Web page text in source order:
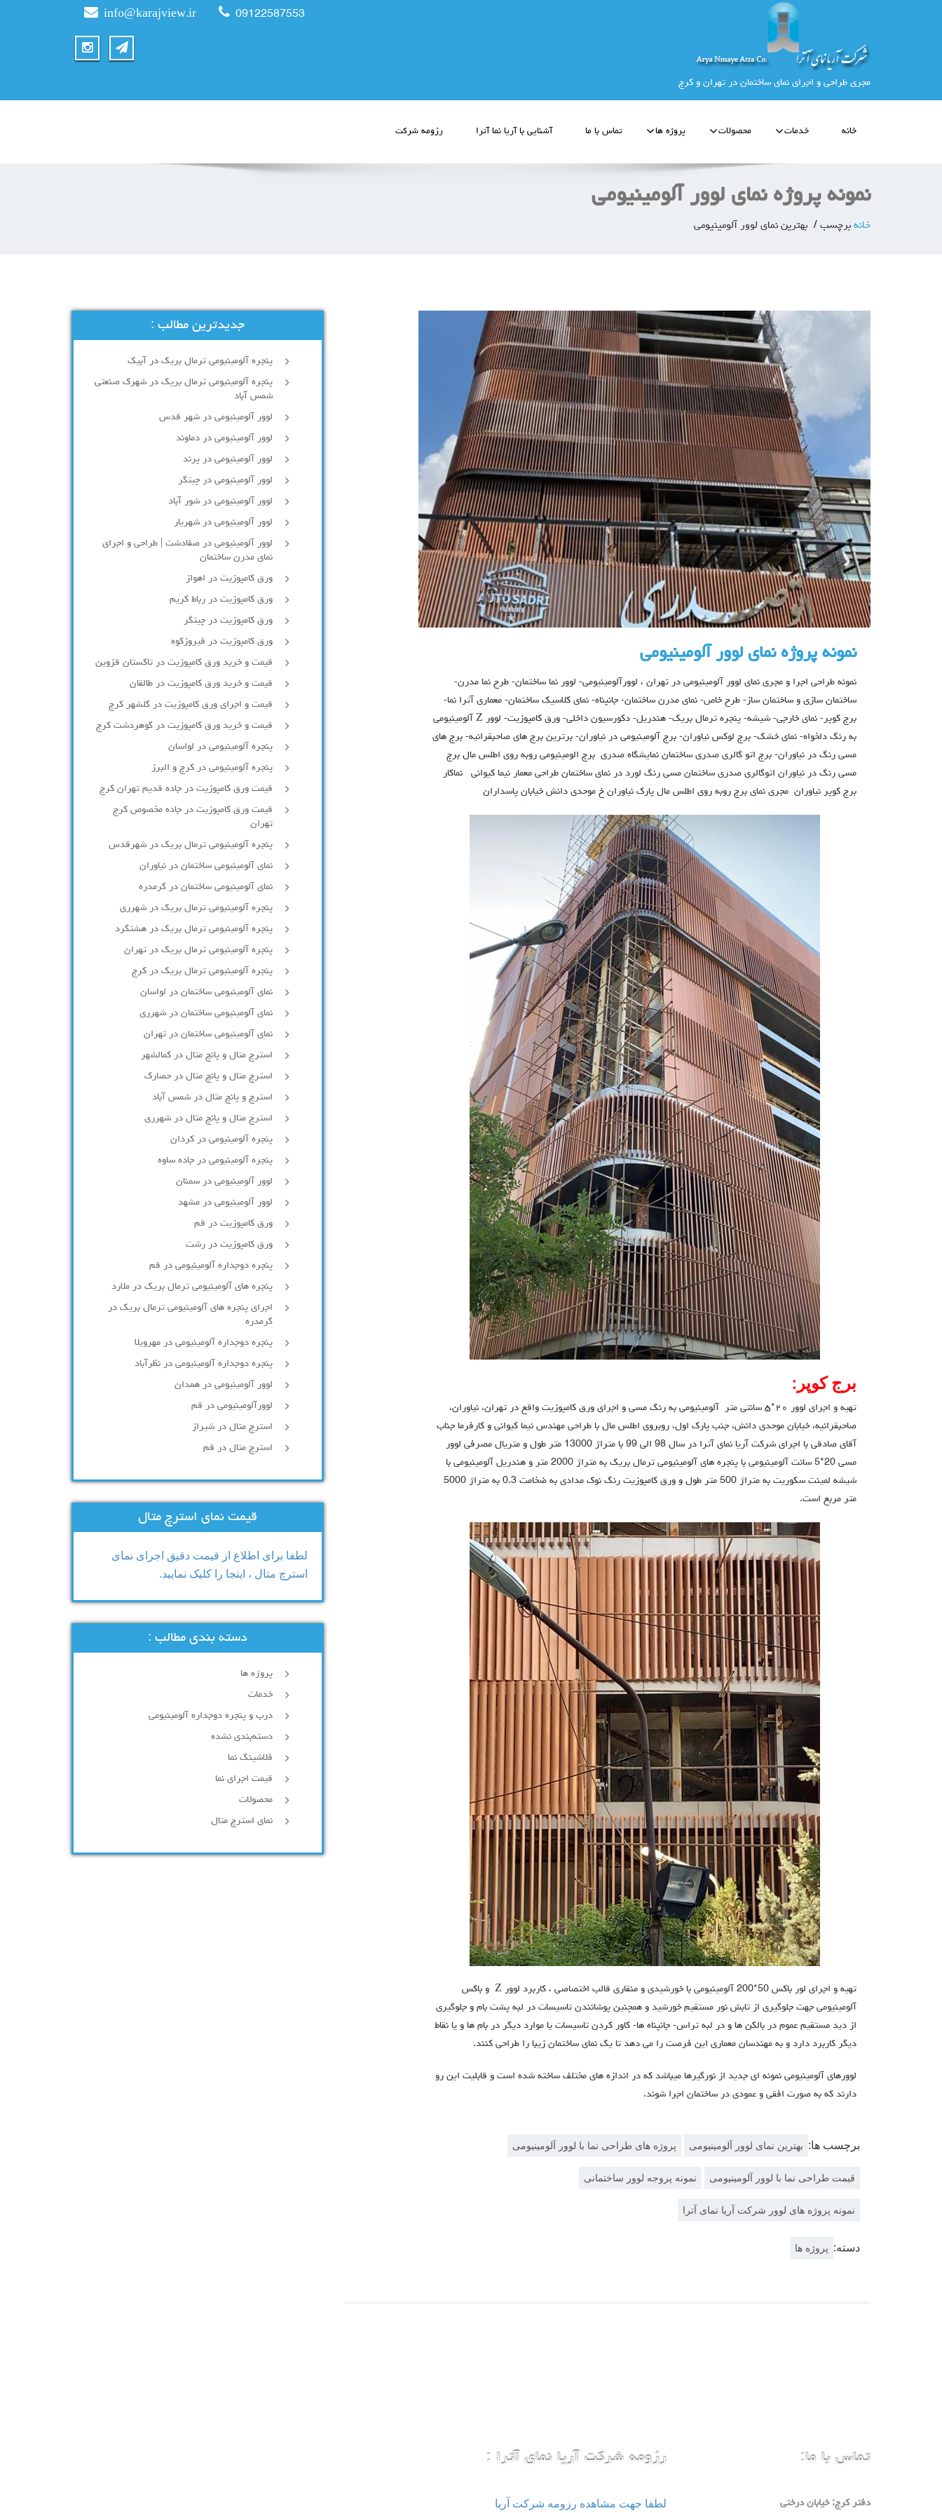
مجری طراحی و اجرای نمای ساختمان در تهران و کرج
info@karajview.ir 09122587553
خانه خدمات محصولات پروژه ها تماس با ما آشنایی با آریا نما آترا رزومه شرکت
نمونه پروژه نمای لوور آلومینیومی
خانه برچسب بهترین نمای لوور آلومینیومی
نمونه پروژه نمای لوور آلومینیومی
نمونه طراحی اجرا و مجری نمای لوور آلومینیومی در تهران ، لوورآلومینیومی- لوور نما ساختمان- طرح نما مدرن-
ساختمان سازی و ساختمان ساز- طرح خاص- نمای مدرن ساختمان- جانپناه- نمای کلاسیک ساختمان- معماری آترا نما-
برج کوپر- نمای خارجی- شیشه- پنجره ترمال بریک- هندریل- دکورسیون داخلی- ورق کامپوزیت- لوور Z آلومینیومی
به رنگ دلخواه- نمای خشک- برج لوکس نیاوران- برج آلومینیومی در نیاوران- برترین برج های صاحبقرانیه- برج های
مسی رنگ در نیاوران- برج اتو گالری صدری ساختمان نمايشگاه صدري برج الومينيومي روبه روي اطلس مال برج
مسي رنگ در نياوران اتوگالري صدري ساختمان مسي رنگ لورد در نماي ساختمان طراحي معمار نيما كيواني نماكار
برج كوپر نياوران مجري نماي برج روبه روي اطلس مال پارك نياوران خ موحدي دانش خيابان پاسداران
برج کوپر:
تهیه و اجرای لوور ٢٠*٥ سانتي متر آلومینیومی به رنگ مسی و اجرای ورق کامپوزیت واقع در تهران، نیاوران،
صاحبقرانیه، خیابان موحدی دانش، جنب پارک اول، روبروی اطلس مال با طراحی مهندس نیما کیوانی و کارفرما جناب
آقای صادقی با اجرای شرکت آریا نمای آترا در سال 98 الی 99 با متراژ 13000 متر طول و متریال مصرفی لوور
مسی 20*5 سانت آلومینیومی با پنجره های آلومینیومی ترمال بریک به متراژ 2000 متر و هندریل آلومینیومی با
شيشه لمينت سكوريت به متراژ 500 متر طول و ورق کامپوزیت رنگ نوک مدادی به ضخامت 0.3 به متراژ 5000
متر مربع است.
تهیه و اجرای لور باکس 50*200 آلومینیومی با خورشيدي و منقاري قالب اختصاصي ، کاربرد لوور Z و باكس
آلومینیومی جهت جلوگیری از تابش نور مستقیم خورشید و همچنین پوشانندن تاسیسات در لبه پشت بام و جلوگیری
از دید مستقیم عموم در بالکن ها و در لبه تراس- جانپناه ها- کاور کردن تاسیسات یا موارد دیگر در بام ها و یا نقاط
دیگر کاربرد دارد و به مهندسان معماری این فرصت را می دهد تا یک نمای ساختمان زیبا را طراحی کنند.
لوورهای آلومینیومی نمونه ای جدید از نورگیرها میباشد که در اندازه های مختلف ساخته شده است و قابلیت این رو
دارند که به صورت افقی و عمودی در ساختمان اجرا شوند.
برچسب ها: بهترین نمای لوور آلومینیومی پروژه های طراحی نما با لوور آلومینیومی
قیمت طراحی نما با لوور آلومینیومی نمونه پروجه لوور ساختمانی
نمونه پروژه های لوور شرکت آریا نمای آترا
دسته: پروژه ها
جدیدترین مطالب :
پنجره آلومینیومی ترمال بریک در آبیک
پنجره آلومینیومی ترمال بریک در شهرک صنعتی
شمس آباد
لوور آلومینیومی در شهر قدس
لوور آلومینیومی در دماوند
لوور آلومینیومی در پرند
لوور آلومینیومی در چیتگر
لوور آلومینیومی در شور آباد
لوور آلومينيومي در شهريار
لوور آلومینیومی در صفادشت | طراحی و اجرای
نمای مدرن ساختمان
ورق کامپوزیت در اهواز
ورق کامپوزیت در رباط کریم
ورق کامپوزیت در چیتگر
ورق کامپوزیت در فیروزکوه
قیمت و خرید ورق کامپوزیت در تاکستان قزوین
قیمت و خرید ورق کامپوزیت در طالقان
قیمت و اجرای ورق کامپوزیت در گلشهر کرج
قیمت و خرید ورق کامپوزیت در گوهردشت کرج
پنجره آلومینیومی در لواسان
پنجره آلومینیومی در کرج و البرز
قیمت ورق کامپوزیت در جاده قدیم تهران کرج
قیمت ورق کامپوزیت در جاده مخصوص کرج
تهران
پنجره آلومینیومی ترمال بریک در شهرقدس
نمای آلومینیومی ساختمان در نیاوران
نمای آلومینیومی ساختمان در گرمدره
پنجره آلومینیومی ترمال بریک در شهرری
پنجره آلومینیومی ترمال بریک در هشتگرد
پنجره آلومینیومی ترمال بریک در تهران
پنجره آلومینیومی ترمال بریک در کرج
نمای آلومینیومی ساختمان در لواسان
نمای آلومینیومی ساختمان در شهرری
نمای آلومینیومی ساختمان در تهران
استرچ متال و پانچ متال در کمالشهر
استرچ متال و پانچ متال در حصارك
استرچ و پانچ متال در شمس آباد
استرچ متال و پانچ متال در شهرری
پنجره آلومینیومی در کردان
پنجره آلومینیومی در جاده ساوه
لوور آلومینیومی در سمنان
لوور آلومینیومی در مشهد
ورق کامپوزیت در قم
ورق کامپوزیت در رشت
پنجره دوجداره آلومينيومی در قم
پنجره های آلومینیومی ترمال بریک در ملارد
اجرای پنجره های آلومینیومی ترمال بریک در
گرمدره
پنجره دوجداره آلومینیومی در مهرویلا
پنجره دوجداره آلومینیومی در نظرآباد
لوور آلومینیومی در همدان
لوورآلومینیومی در قم
استرچ متال در شیراز
استرچ متال در قم
قیمت نمای استرچ متال
لطفا برای اطلاع از قیمت دقیق اجرای نمای
استرچ متال ، اینجا را کلیک نمایید.
دسته بندی مطالب :
پروژه ها
خدمات
درب و پنجره دوجداره آلومینیومی
دسته‌بندی نشده
فلاشینگ نما
قیمت اجرای نما
محصولات
نمای استرچ متال
تماس با ما:
دفتر كرج: خيابان درختي
رزومه شرکت آریا نمای آترا :
لطفا جهت مشاهده رزومه شرکت آریا